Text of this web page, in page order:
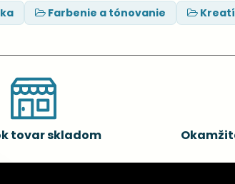
Farbenie a tónovanie
tovar skladom